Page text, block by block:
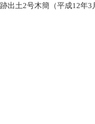
跡出土2号木簡（平成12年3